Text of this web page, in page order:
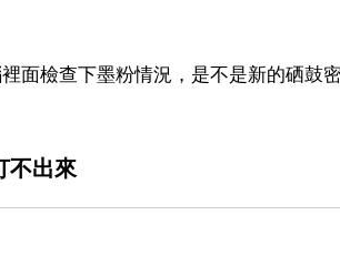
面檢查下墨粉情況，是不是新的硒鼓
不出來